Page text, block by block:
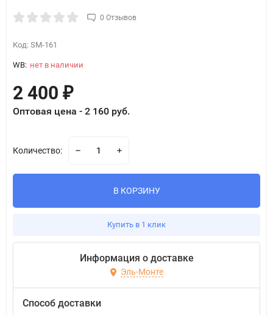
0 Отзывов
Код: SM-161
WB: нет в наличии
2 400 ₽
Оптовая цена - 2 160 руб.
Количество:
В КОРЗИНУ
Купить в 1 клик
Информация о доставке
Эль-Монте
Способ доставки